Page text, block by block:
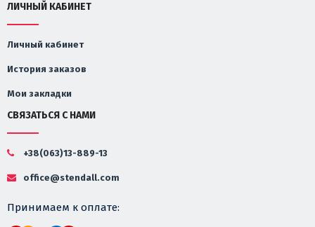
ЛИЧНЫЙ КАБИНЕТ
Личный кабинет
История заказов
Мои закладки
СВЯЗАТЬСЯ С НАМИ
+38(063)13-889-13
office@stendall.com
Принимаем к оплате: